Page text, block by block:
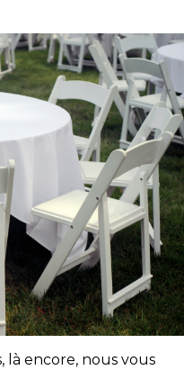
là encore, nous vous